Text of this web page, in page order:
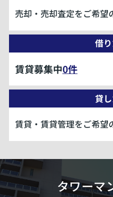
売却・売却査定をご希望
借
賃貸募集中0件
貸
賃貸・賃貸管理をご希望
タワーマ